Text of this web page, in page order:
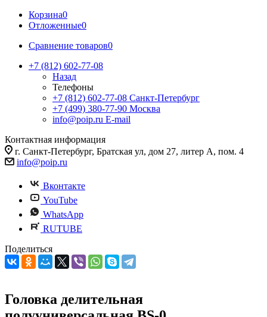
Корзина0
Отложенные0
Сравнение товаров0
+7 (812) 602-77-08
Назад
Телефоны
+7 (812) 602-77-08 Санкт-Петербург
+7 (499) 380-77-90 Москва
info@poip.ru E-mail
Контактная информация
г. Санкт-Петербург, Братская ул, дом 27, литер А, пом. 4
info@poip.ru
Вконтакте
YouTube
WhatsApp
RUTUBE
Поделиться
Головка делительная